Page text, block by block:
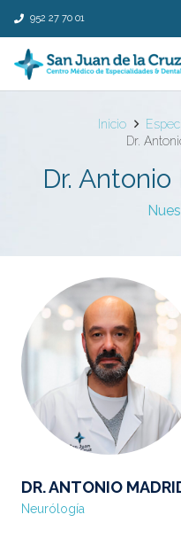
952 27 70 01
Inicio
Dr.
Dr.
DR. ANTONIO
Neurólogía